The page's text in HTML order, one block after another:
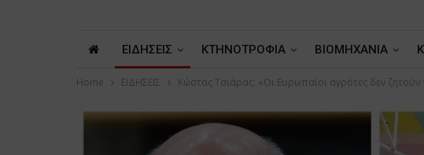
ΕΙΔΗΣΕΙΣ ΚΤΗΝΟΤΡΟΦΙΑ ΒΙΟΜΗΧΑΝΙΑ
Home ΕΙΔΗΣΕΙΣ Κώστας Τσιάρας: «Οι Ευρωπαίοι αγρότες δεν